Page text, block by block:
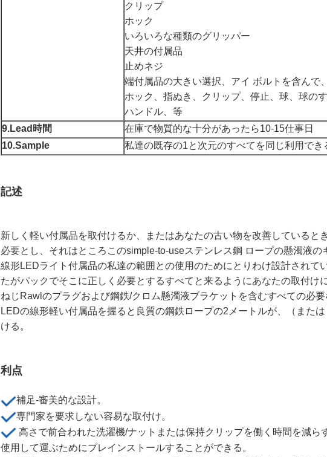
クリップ
ホック
いろいろな種類のグリッパー
天井の付属品
止めネジ
端付属品の大きい選択、アイ ボルトを含んで
ホック、指ぬき、クリップ、停止、球、球の
ハンドル、等
9.Lead時間
在庫で物質的な十分があったら10-15仕事日
10.Sample
私達の既存の1と次元のすべてを同じ利用でき
記述
新しく軽い付属品を取付けるか、またはあなたの古い物を改善していると
必要とし、それはところこのsimple-to-useステンレス鋼 ロープの懸濁液の
線形LEDライト付属品の私達の範囲との使用のためにとりわけ設計されて
たがパックでそこに正しく必要とするすべてと来るようにあなたの取付け
ねじRawlのプラグおよび鋼鉄/クロム懸濁液ブラケットを含むすべての必
LEDの線形軽い付属品を握ると良質の鋼鉄ロープの2メートルが、（また
ける。
利点
補足-審美的な設計。
専門家を要求しない容易な取付け。
高さで前合われた洗濯機/ナットまたは保持クリップを働く時間を減ら
使用して運ぶためにプレインストールすることができる。